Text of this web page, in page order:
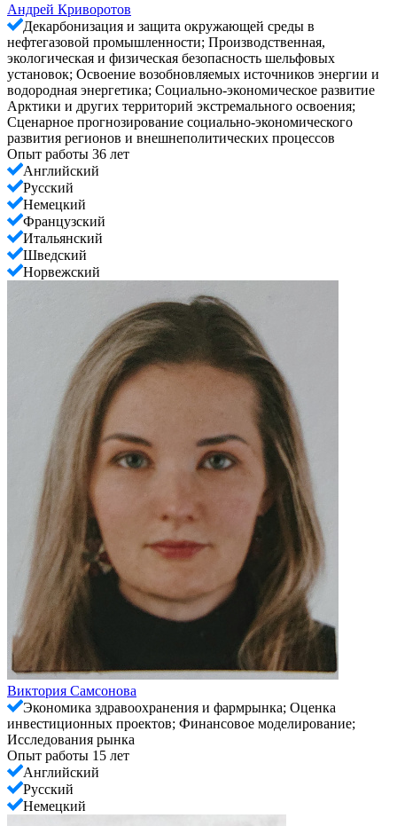
Андрей Криворотов
Декарбонизация и защита окружающей среды в
нефтегазовой промышленности; Производственная,
экологическая и физическая безопасность шельфовых
установок; Освоение возобновляемых источников энергии и
водородная энергетика; Социально-экономическое развитие
Арктики и других территорий экстремального освоения;
Сценарное прогнозирование социально-экономического
развития регионов и внешнеполитических процессов
Опыт работы 36 лет
Английский
Русский
Немецкий
Французский
Итальянский
Шведский
Норвежский
Виктория Самсонова
Экономика здравоохранения и фармрынка; Оценка
инвестиционных проектов; Финансовое моделирование;
Исследования рынка
Опыт работы 15 лет
Английский
Русский
Немецкий